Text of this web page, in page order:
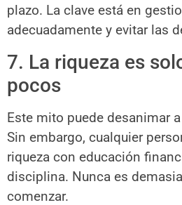
plazo. La clave está en
adecuadamente y evitar las
7. La riqueza es
pocos
Este mito puede desanimar
Sin embargo, cualquier
riqueza con educación
disciplina. Nunca es
comenzar.